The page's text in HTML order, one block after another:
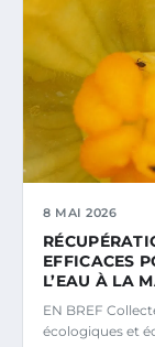
8 MAI 2026
EFFICACES
L’EAU À LA
EN BREF
écologiques et